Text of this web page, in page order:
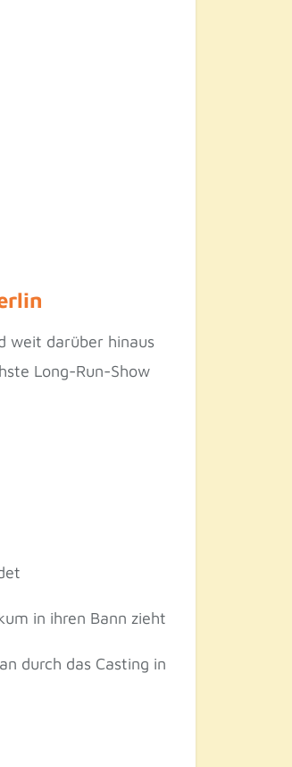
weit darüber hinaus
Long-Run-Show
in ihren Bann zieht
durch das Casting in